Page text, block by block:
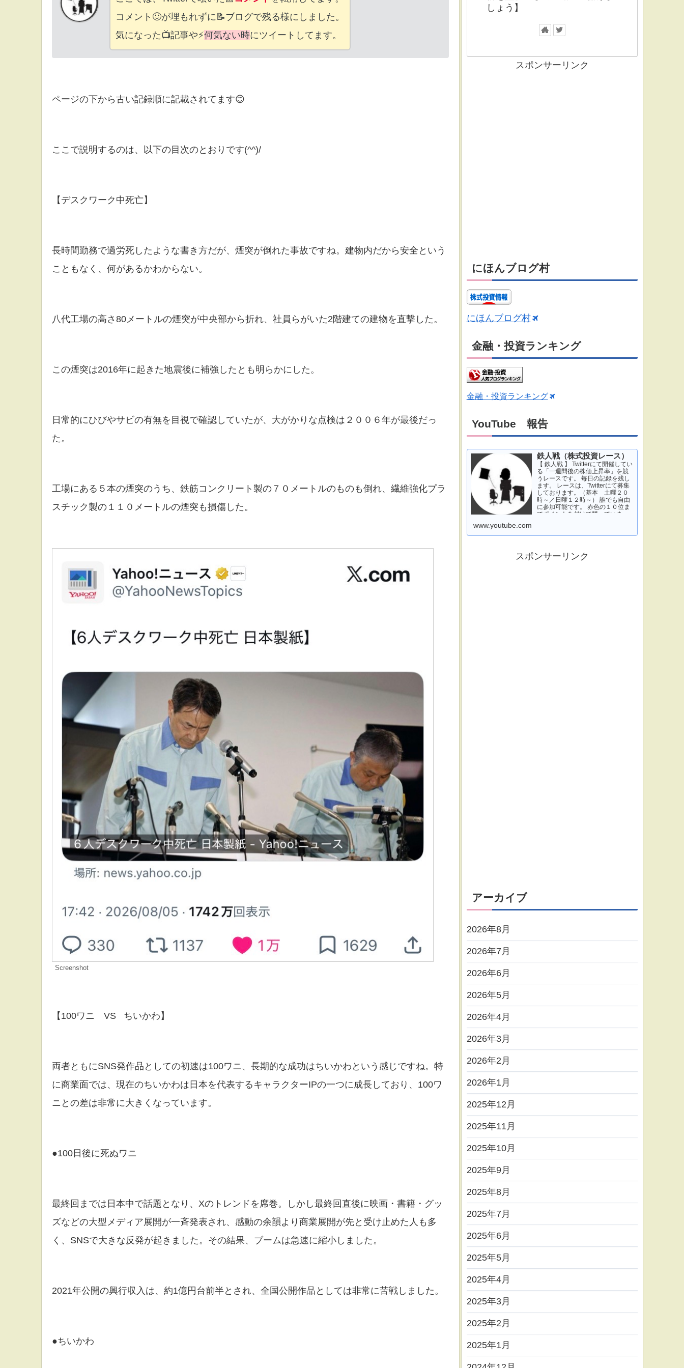
コメント🙂が埋もれずに📝ブログで残る様にしました。
気になった📺記事や⚡何気ない時にツイートしてます。
ページの下から古い記録順に記載されてます😊
ここで説明するのは、以下の目次のとおりです(^^)/
【デスクワーク中死亡】
長時間勤務で過労死したような書き方だが、煙突が倒れた事故ですね。建物内だから安全という
こともなく、何があるかわからない。
八代工場の高さ80メートルの煙突が中央部から折れ、社員らがいた2階建ての建物を直撃した。
この煙突は2016年に起きた地震後に補強したとも明らかにした。
日常的にひびやサビの有無を目視で確認していたが、大がかりな点検は２００６年が最後だっ
た。
工場にある５本の煙突のうち、鉄筋コンクリート製の７０メートルのものも倒れ、繊維強化プラ
スチック製の１１０メートルの煙突も損傷した。
Screenshot
【100ワニ VS ちいかわ】
両者ともにSNS発作品としての初速は100ワニ、長期的な成功はちいかわという感じですね。特
に商業面では、現在のちいかわは日本を代表するキャラクターIPの一つに成長しており、100ワ
ニとの差は非常に大きくなっています。
●100日後に死ぬワニ
最終回までは日本中で話題となり、Xのトレンドを席巻。しかし最終回直後に映画・書籍・グッ
ズなどの大型メディア展開が一斉発表され、感動の余韻より商業展開が先と受け止めた人も多
く、SNSで大きな反発が起きました。その結果、ブームは急速に縮小しました。
2021年公開の興行収入は、約1億円台前半とされ、全国公開作品としては非常に苦戦しました。
●ちいかわ
しょう】
スポンサーリンク
にほんブログ村
にほんブログ村
金融・投資ランキング
金融・投資ランキング
YouTube 報告
鉄人戦（株式投資レース）
【 鉄人戦 】 Twitterにて開催してい
る「一週間後の株価上昇率」を競
うレースです。 毎日の記録を残し
ます。 レースは、Twitterにて募集
しております。（基本 土曜２０
時～／日曜１２時～） 誰でも自由
に参加可能です。 赤色の１０位ま
でポイントを付けて競っていま
www.youtube.com
スポンサーリンク
アーカイブ
2026年8月
2026年7月
2026年6月
2026年5月
2026年4月
2026年3月
2026年2月
2026年1月
2025年12月
2025年11月
2025年10月
2025年9月
2025年8月
2025年7月
2025年6月
2025年5月
2025年4月
2025年3月
2025年2月
2025年1月